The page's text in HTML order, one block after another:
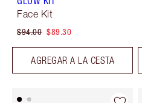
Face Kit
$94.00 $89.30
AGREGAR A LA CESTA